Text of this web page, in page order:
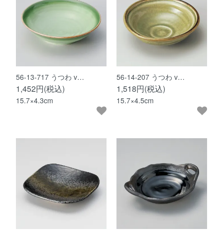
56-13-717 うつわ v…
1,452円(税込)
15.7×4.3cm
56-14-207 うつわ v…
1,518円(税込)
15.7×4.5cm